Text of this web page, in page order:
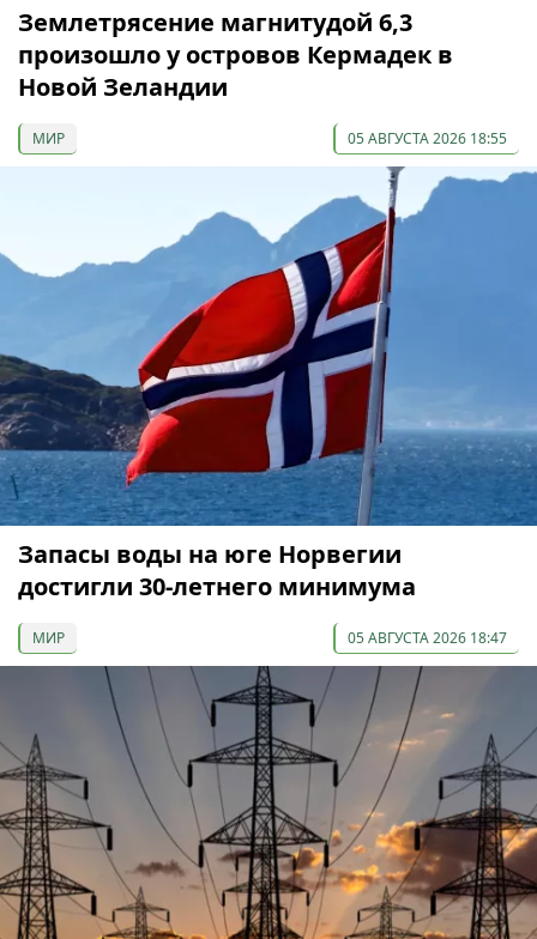
Землетрясение магнитудой 6,3
произошло у островов Кермадек в
Новой Зеландии
МИР 05 АВГУСТА 2026 18:55
Запасы воды на юге Норвегии
достигли 30-летнего минимума
МИР 05 АВГУСТА 2026 18:47